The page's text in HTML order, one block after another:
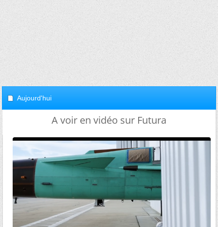
Aujourd'hui
A voir en vidéo sur Futura